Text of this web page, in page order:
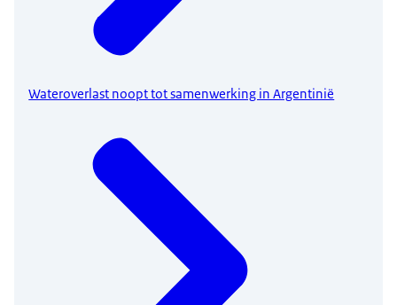
Wateroverlast noopt tot samenwerking in Argentinië